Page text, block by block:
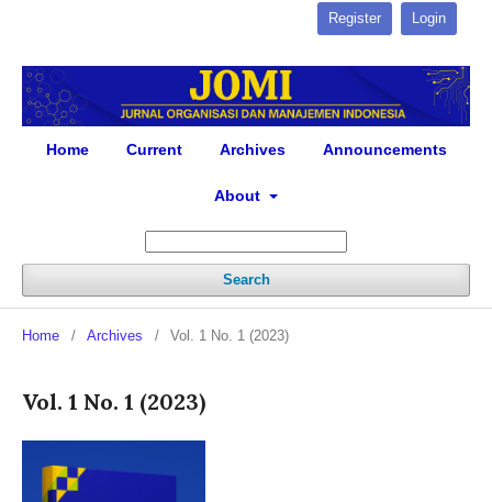
Home Current Archives Announcements
About
Search
Register Login
Home / Archives / Vol. 1 No. 1 (2023)
Vol. 1 No. 1 (2023)